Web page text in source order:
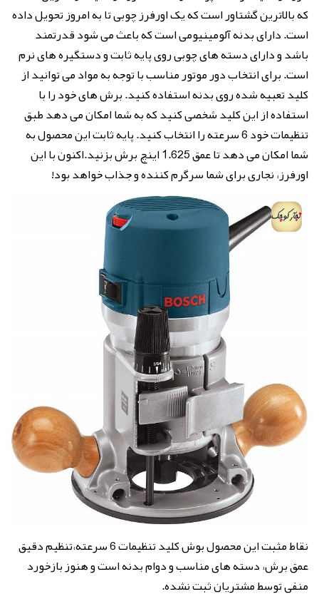
که بالاترین گشتاور است که یک اورفرز چوبی تا به امروز تحویل داده
است. دارای بدنه آلومینیومی است که باعث می شود قدرتمند
باشد و دارای دسته های چوبی روی پایه ثابت و دستگیره های نرم
است. برای انتخاب دور موتور مناسب با توجه به مواد می توانید از
کلید تعبیه شده روی بدنه استفاده کنید. برش های خود را با
استفاده از این کلید شخصی کنید که به شما امکان می دهد طبق
تنظیمات خود 6 سرعته را انتخاب کنید. پایه ثابت این محصول به
شما امکان می دهد تا عمق 1.625 اینچ برش بزنید.اکنون با این
اورفرز، نجاری برای شما سرگرم کننده و جذاب خواهد بود!
نقاط مثبت این محصول بوش کلید تنظیمات 6 سرعته،تنظیم دقیق
عمق برش، دسته های مناسب و دوام بدنه است و هنوز بازخورد
منفی توسط مشتریان ثبت نشده.